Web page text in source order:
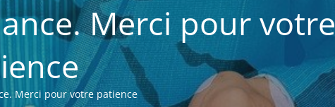
Merci pour votre
!
Merci pour votre patience !